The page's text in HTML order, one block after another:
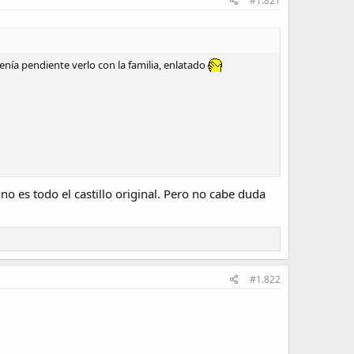
pendiente verlo con la familia, enlatado
es todo el castillo original. Pero no cabe duda
#1.822